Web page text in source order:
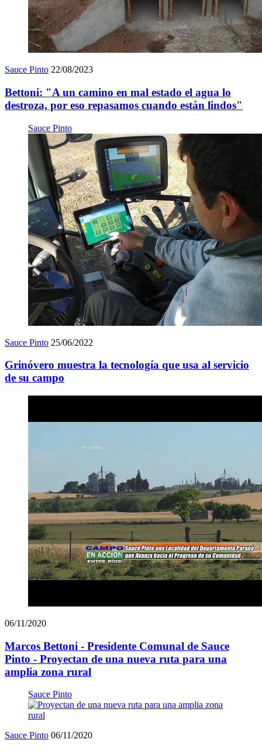
Sauce Pinto 22/08/2023
Bettoni: "A un camino en mal estado el agua lo
destroza, por eso repasamos cuando están lindos"
Sauce Pinto
Sauce Pinto 25/06/2022
Grinóvero muestra la tecnología que usa al servicio
de su campo
06/11/2020
Marcos Bettoni - Presidente Comunal de Sauce
Pinto - Proyectan de una nueva ruta para una
amplia zona rural
Sauce Pinto
Sauce Pinto 06/11/2020